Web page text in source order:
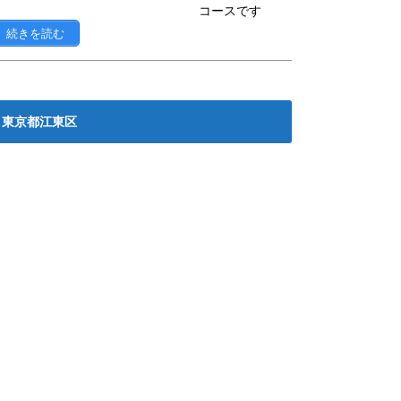
コースです
続きを読む
東京都江東区